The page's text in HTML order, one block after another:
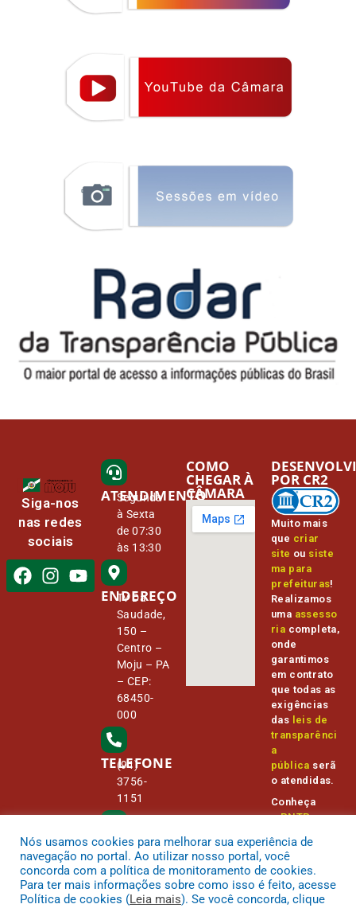
Siga-nos
nas redes
sociais
ATENDIMENTO
Segunda
à Sexta
de 07:30
às 13:30
ENDEREÇO
Tv Da
Saudade,
150 –
Centro –
Moju – PA
– CEP:
68450-
000
TELEFONE
(91)
3756-
1151
E-MAIL
camara@
cmmoju.p
a.gov.br
COMO
CHEGAR À
CÂMARA
Muito mais
que criar
site ou siste
ma para
prefeituras!
Realizamos
uma assesso
ria completa,
onde
garantimos
em contrato
que todas as
exigências
das leis de
transparênci
a
pública serã
o atendidas.
Conheça
oPNTPe
Transparênc
ia Pública
POR CR2
Nós usamos cookies para melhorar sua experiência de
navegação no portal. Ao utilizar nosso portal, você
concorda com a política de monitoramento de cookies.
Para ter mais informações sobre como isso é feito, acesse
Política de cookies (Leia mais). Se você concorda, clique